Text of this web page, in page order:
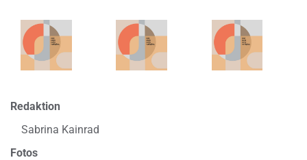
Redaktion
Sabrina Kainrad
Fotos